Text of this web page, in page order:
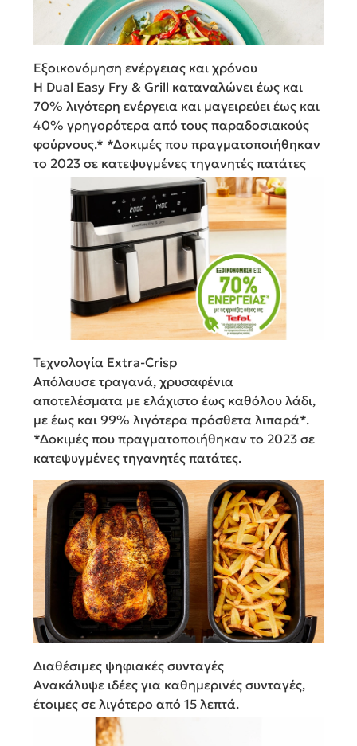
Εξοικονόμηση ενέργειας και χρόνου
Η Dual Easy Fry & Grill καταναλώνει έως και
70% λιγότερη ενέργεια και μαγειρεύει έως και
40% γρηγορότερα από τους παραδοσιακούς
φούρνους.* *Δοκιμές που πραγματοποιήθηκαν
το 2023 σε κατεψυγμένες τηγανητές πατάτες
Τεχνολογία Extra-Crisp
Απόλαυσε τραγανά, χρυσαφένια
αποτελέσματα με ελάχιστο έως καθόλου λάδι,
με έως και 99% λιγότερα πρόσθετα λιπαρά*.
*Δοκιμές που πραγματοποιήθηκαν το 2023 σε
κατεψυγμένες τηγανητές πατάτες.
Διαθέσιμες ψηφιακές συνταγές
Ανακάλυψε ιδέες για καθημερινές συνταγές,
έτοιμες σε λιγότερο από 15 λεπτά.